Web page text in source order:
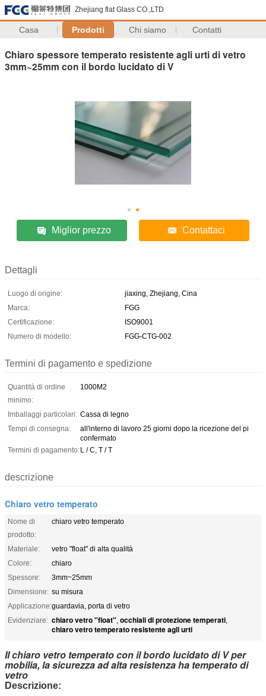
Zhejiang flat Glass CO.,LTD
Casa Prodotti Chi siamo Contatti
Chiaro spessore temperato resistente agli urti di vetro
3mm~25mm con il bordo lucidato di V
Miglior prezzo Contattaci
Dettagli
Luogo di origine:
jiaxing, Zhejiang, Cina
Marca:
FGG
Certificazione:
ISO9001
Numero di modello:
FGG-CTG-002
Termini di pagamento e spedizione
Quantità di ordine
minimo:
1000M2
Imballaggi particolari: Cassa di legno
Tempi di consegna:
all'interno di lavoro 25 giorni dopo la ricezione del pi
confermato
Termini di pagamento:L / C, T / T
descrizione
Chiaro vetro temperato
Nome di
prodotto:
chiaro vetro temperato
Materiale:
vetro "float" di alta qualità
Colore:
chiaro
Spessore:
3mm~25mm
Dimensione: su misura
Applicazione:guardavia, porta di vetro
Evidenziare: chiaro vetro "float", occhiali di protezione temperati,
chiaro vetro temperato resistente agli urti
Il chiaro vetro temperato con il bordo lucidato di V per
mobilia, la sicurezza ad alta resistenza ha temperato di
vetro
Descrizione: